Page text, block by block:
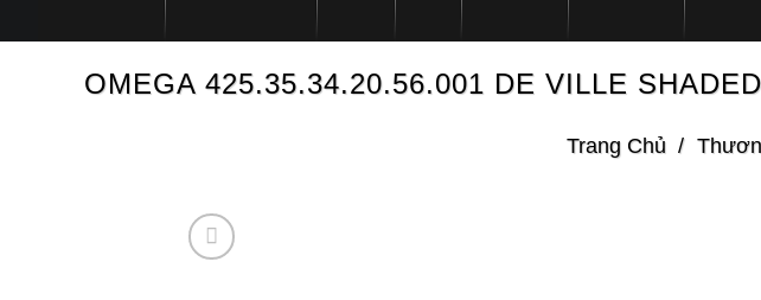
OMEGA 425.35.34.20.56.001 DE VILLE
Trang Chủ /